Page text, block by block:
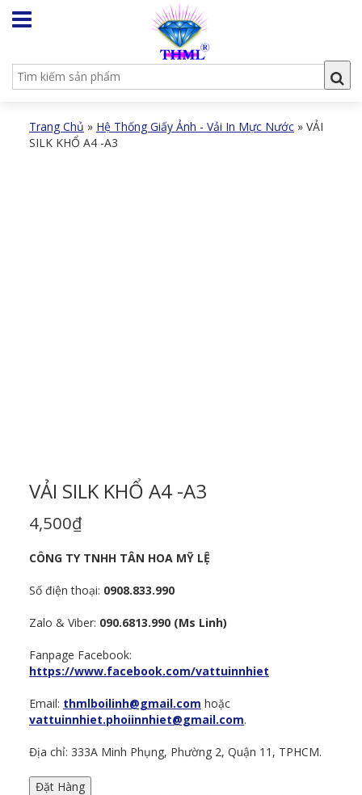
Trang Chủ » Hệ Thống Giấy Ảnh - Vải In Mực Nước » VẢI
SILK KHỔ A4 -A3
VẢI SILK KHỔ A4 -A3
4,500₫
CÔNG TY TNHH TÂN HOA MỸ LỆ
Số điện thoại: 0908.833.990
Zalo & Viber: 090.6813.990 (Ms Linh)
Fanpage Facebook:
https://www.facebook.com/vattuinnhiet
Email: thmlboilinh@gmail.com hoặc
vattuinnhiet.phoiinnhiet@gmail.com.
Địa chỉ: 333A Minh Phụng, Phường 2, Quận 11, TPHCM.
Đặt Hàng